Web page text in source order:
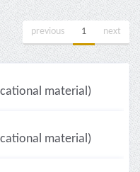
previous 1 next
material)
material)